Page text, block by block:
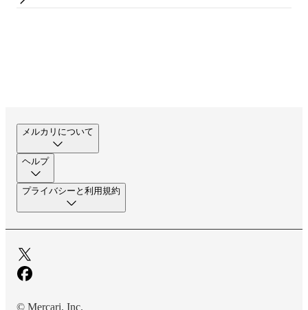
メルカリについて
ヘルプ
プライバシーと利用規約
© Mercari, Inc.